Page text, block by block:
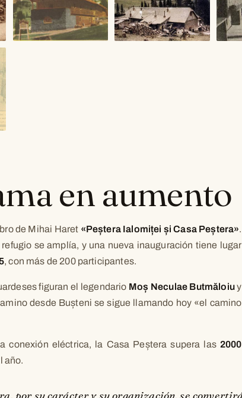
en aumento
de Mihai Haret «Peștera Ialomiței și Casa Peștera».
se amplía, y una nueva inauguración tiene lugar
, con más de 200 participantes.
figuran el legendario Moș Neculae Butmăloiuy
desde Bușteni se sigue llamando hoy «el camino
conexión eléctrica, la Casa Peștera supera las 2000
año.
por su carácter y su organización, se